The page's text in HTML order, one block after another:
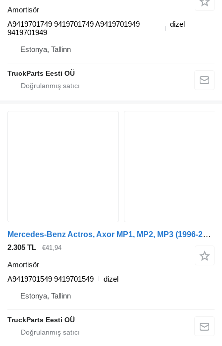
Amortisör
A9419701749 9419701749 A9419701949
9419701949
dizel
Estonya, Tallinn
TruckParts Eesti OÜ
Mercedes-Benz Actros, Axor MP1, MP2, MP3 (1996-2014) çekici için Mercedes-Benz Actros MP1 1840 (01.96-12.02) A9419701549 amortisör
2.305 TL €41,94
Amortisör
A9419701549 9419701549
dizel
Estonya, Tallinn
TruckParts Eesti OÜ